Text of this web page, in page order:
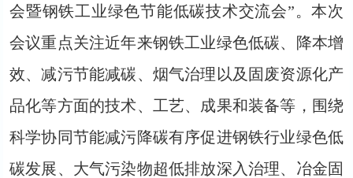
会暨钢铁工业绿色节能低碳技术交流会”。本次
会议重点关注近年来钢铁工业绿色低碳、降本增
效、减污节能减碳、烟气治理以及固废资源化产
品化等方面的技术、工艺、成果和装备等，围绕
科学协同节能减污降碳有序促进钢铁行业绿色低
碳发展、大气污染物超低排放深入治理、冶金固